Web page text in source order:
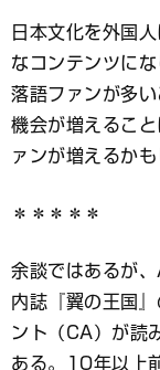
日本文化を外国
なコンテンツに
落語ファンが多
機会が増えるこ
ァンが増えるかも
＊＊＊＊＊
余談ではあるが
内誌『翼の王国
ント（CA）が読
ある。10年以上